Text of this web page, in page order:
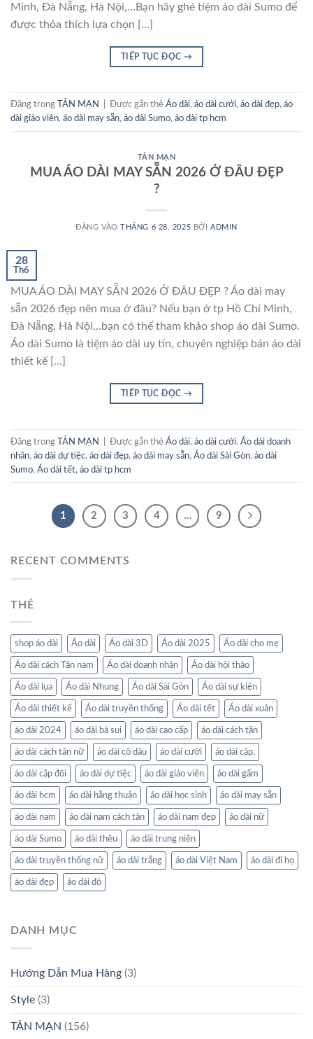
Minh, Đà Nẵng, Hà Nội,…Bạn hãy ghé tiệm áo dài Sumo để
được thỏa thích lựa chọn […]
TIẾP TỤC ĐỌC →
Đăng trong TẢN MẠN Được gắn thẻ Áo dài, áo dài cưới, áo dài đẹp, áo
dài giáo viên, áo dài may sẵn, áo dài Sumo, áo dài tp hcm
TẢN MẠN
MUA ÁO DÀI MAY SẴN 2026 Ở ĐÂU ĐẸP
?
ĐĂNG VÀOTHÁNG 6 28, 2025 BỞI ADMIN
28
Th6
MUA ÁO DÀI MAY SẴN 2026 Ở ĐÂU ĐẸP ? Áo dài may
sẵn 2026 đẹp nên mua ở đâu? Nếu bạn ở tp Hồ Chí Minh,
Đà Nẵng, Hà Nội,..bạn có thể tham khảo shop áo dài Sumo.
Áo dài Sumo là tiệm áo dài uy tín, chuyên nghiệp bán áo dài
thiết kế […]
TIẾP TỤC ĐỌC →
Đăng trong TẢN MẠN Được gắn thẻ Áo dài, áo dài cưới, Áo dài doanh
nhân, áo dài dự tiệc, áo dài đẹp, áo dài may sẵn, Áo dài Sài Gòn, áo dài
Sumo, Áo dài tết, áo dài tp hcm
1 2 3 4 … 9
RECENT COMMENTS
THẺ
shop áo dài Áo dài Áo dài 3D Áo dài 2025 Áo dài cho mẹ
Áo dài cách Tân nam Áo dài doanh nhân Áo dài hội thảo
Áo dài lụa Áo dài Nhung Áo dài Sài Gòn Áo dài sự kiện
Áo dài thiết kế Áo dài truyền thống Áo dài tết Áo dài xuân
áo dài 2024 áo dài bà sui áo dài cao cấp áo dài cách tân
áo dài cách tân nữ áo dài cô dâu áo dài cưới áo dài cặp.
áo dài cặp đôi áo dài dự tiệc áo dài giáo viên áo dài gấm
áo dài hcm áo dài hằng thuận áo dài học sinh áo dài may sẵn
áo dài nam áo dài nam cách tân áo dài nam đẹp áo dài nữ
áo dài Sumo áo dài thêu áo dài trung niên
áo dài truyền thống nữ áo dài trắng áo dài Việt Nam áo dài đi họ
áo dài đẹp áo dài đỏ
DANH MỤC
Hướng Dẫn Mua Hàng (3)
Style (3)
TẢN MẠN (156)